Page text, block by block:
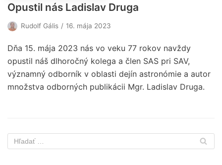
Opustil nás Ladislav Druga
Rudolf Gális 16. mája 2023
Dňa 15. mája 2023 nás vo veku 77 rokov navždy
opustil náš dlhoročný kolega a člen SAS pri SAV,
významný odborník v oblasti dejín astronómie a autor
množstva odborných publikácii Mgr. Ladislav Druga.